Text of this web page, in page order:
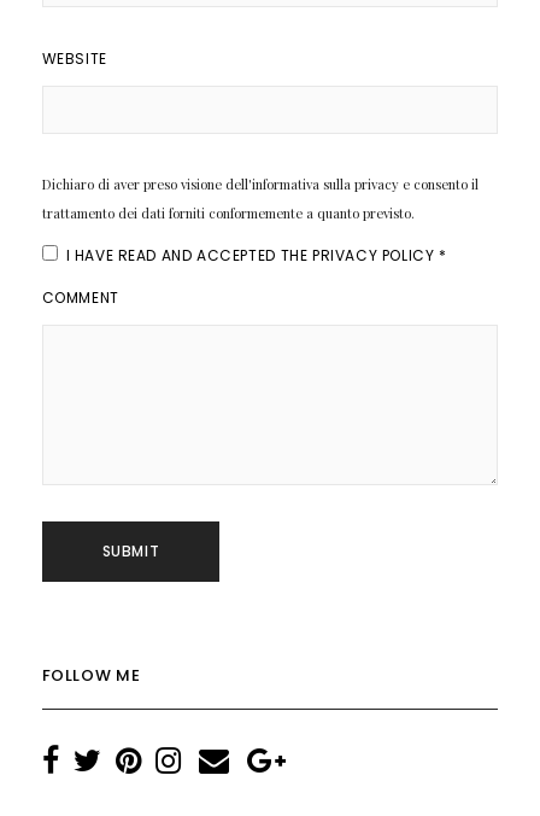
WEBSITE
Dichiaro di aver preso visione dell'informativa sulla privacy e consento il
trattamento dei dati forniti conformemente a quanto previsto.
I HAVE READ AND ACCEPTED THE PRIVACY POLICY *
COMMENT
FOLLOW ME